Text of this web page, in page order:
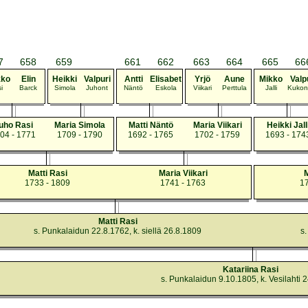
658 659 661 662 663 664 665
Elin
Barck
Heikki
Simola
Valpuri
Juhont
Antti
Näntö
Elisabet
Eskola
Yrjö
Viikari
Aune
Perttula
Mikko
Jalli
Rasi
- 1771
Maria Simola
1709 - 1790
Matti Näntö
1692 - 1765
Maria Viikari
1702 - 1759
Heikki
1693 -
Matti Rasi
1733 - 1809
Maria Viikari
1741 - 1763
Matti Rasi
s. Punkalaidun 22.8.1762, k. siellä 26.8.1809
Katariina Rasi
s. Punkalaidun 9.10.1805, k. Vesilahti